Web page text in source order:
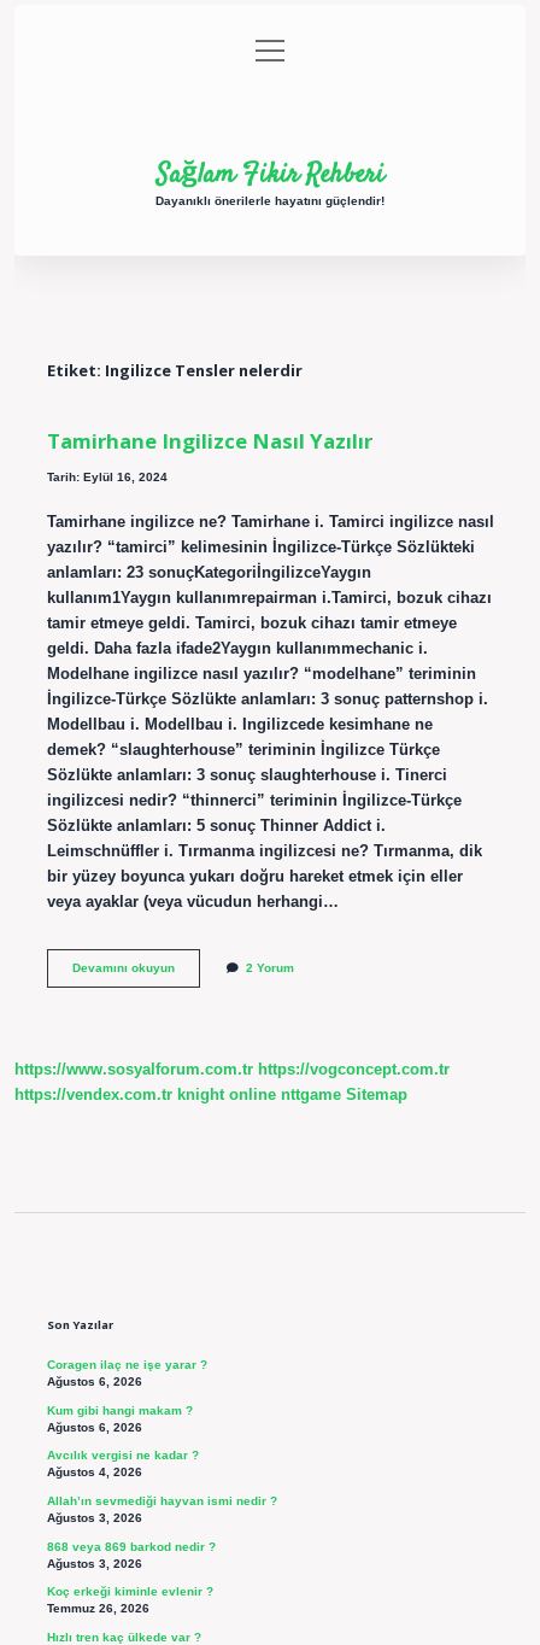
Gizlilik Politikası
menüyü
aç
Sağlam Fikir Rehberi
Dayanıklı önerilerle hayatını güçlendir!
Etiket: Ingilizce Tensler nelerdir
Tamirhane Ingilizce Nasıl Yazılır
Tarih: Eylül 16, 2024
Tamirhane ingilizce ne? Tamirhane i. Tamirci ingilizce nasıl
yazılır? “tamirci” kelimesinin İngilizce-Türkçe Sözlükteki
anlamları: 23 sonuçKategoriİngilizceYaygın
kullanım1Yaygın kullanımrepairman i.Tamirci, bozuk cihazı
tamir etmeye geldi. Tamirci, bozuk cihazı tamir etmeye
geldi. Daha fazla ifade2Yaygın kullanımmechanic i.
Modelhane ingilizce nasıl yazılır? “modelhane” teriminin
İngilizce-Türkçe Sözlükte anlamları: 3 sonuç patternshop i.
Modellbau i. Modellbau i. Ingilizcede kesimhane ne
demek? “slaughterhouse” teriminin İngilizce Türkçe
Sözlükte anlamları: 3 sonuç slaughterhouse i. Tinerci
ingilizcesi nedir? “thinnerci” teriminin İngilizce-Türkçe
Sözlükte anlamları: 5 sonuç Thinner Addict i.
Leimschnüffler i. Tırmanma ingilizcesi ne? Tırmanma, dik
bir yüzey boyunca yukarı doğru hareket etmek için eller
veya ayaklar (veya vücudun herhangi…
Devamını okuyunTamirhane
2 Yorum
https://www.sosyalforum.com.tr https://vogconcept.com.tr
https://vendex.com.tr knight online nttgame Sitemap
Son Yazılar
Coragen ilaç ne işe yarar ?
Ağustos 6, 2026
Kum gibi hangi makam ?
Ağustos 6, 2026
Avcılık vergisi ne kadar ?
Ağustos 4, 2026
Allah’ın sevmediği hayvan ismi nedir ?
Ağustos 3, 2026
868 veya 869 barkod nedir ?
Ağustos 3, 2026
Koç erkeği kiminle evlenir ?
Temmuz 26, 2026
Hızlı tren kaç ülkede var ?